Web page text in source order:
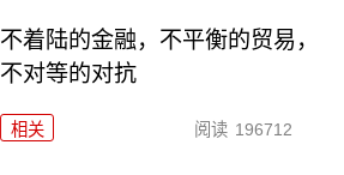
不着陆的金融，不平衡的贸易，
不对等的对抗
相关 阅读 196712